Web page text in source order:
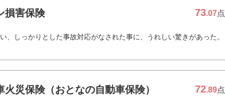
損害保険 73.07点
、しっかりとした事故対応がなされた事に、うれしい驚きがあった。
火災保険（おとなの自動車保険） 72.89点